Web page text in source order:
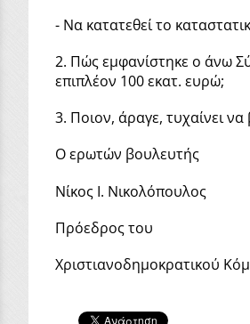
- Να κατατεθεί το
2. Πώς εμφανίστηκε ο άνω
επιπλέον 100 εκατ. ευρώ;
3. Ποιον, άραγε, τυχαίνει
Ο ερωτών βουλευτής
Νίκος Ι. Νικολόπουλος
Πρόεδρος του
Χριστιανοδημοκρατικού